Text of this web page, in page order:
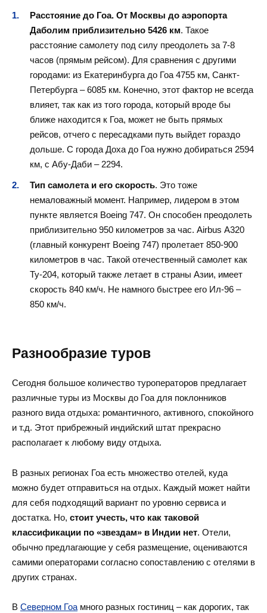
Расстояние до Гоа. От Москвы до аэропорта
Даболим приблизительно 5426 км. Такое
расстояние самолету под силу преодолеть за 7-8
часов (прямым рейсом). Для сравнения с другими
городами: из Екатеринбурга до Гоа 4755 км, Санкт-
Петербурга – 6085 км. Конечно, этот фактор не всегда
влияет, так как из того города, который вроде бы
ближе находится к Гоа, может не быть прямых
рейсов, отчего с пересадками путь выйдет гораздо
дольше. С города Доха до Гоа нужно добираться 2594
км, с Абу-Даби – 2294.
Тип самолета и его скорость. Это тоже
немаловажный момент. Например, лидером в этом
пункте является Boeing 747. Он способен преодолеть
приблизительно 950 километров за час. Airbus А320
(главный конкурент Boeing 747) пролетает 850-900
километров в час. Такой отечественный самолет как
Ту-204, который также летает в страны Азии, имеет
скорость 840 км/ч. Не намного быстрее его Ил-96 –
850 км/ч.
Разнообразие туров
Сегодня большое количество туроператоров предлагает
различные туры из Москвы до Гоа для поклонников
разного вида отдыха: романтичного, активного, спокойного
и т.д. Этот прибрежный индийский штат прекрасно
располагает к любому виду отдыха.
В разных регионах Гоа есть множество отелей, куда
можно будет отправиться на отдых. Каждый может найти
для себя подходящий вариант по уровню сервиса и
достатка. Но, стоит учесть, что как таковой
классификации по «звездам» в Индии нет. Отели,
обычно предлагающие у себя размещение, оцениваются
самими операторами согласно сопоставлению с отелями в
других странах.
В Северном Гоа много разных гостиниц – как дорогих, так